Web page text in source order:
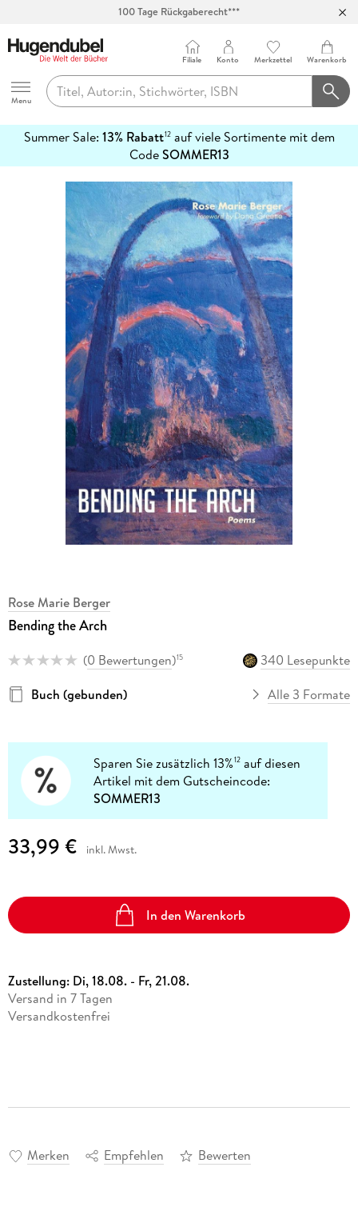
100 Tage Rückgaberecht***
Hugendubel
Menu
Filiale Konto Merkzettel Warenkorb
Summer Sale: 13% Rabatt12auf viele Sortimente mit dem
CodeSOMMER13
erfahren
Rose Marie Berger
Bending the Arch
(0 Bewertungen)15
340 Lesepunkte
Buch (gebunden)
Alle 3 Formate
Sparen Sie zusätzlich 13%12 auf diesen
Artikel mit dem Gutscheincode:
SOMMER13
33,99 € inkl. Mwst.
In den Warenkorb
Zustellung: Di, 18.08. - Fr, 21.08.
Versand in 7 Tagen
Versandkostenfrei
Merken Empfehlen Bewerten